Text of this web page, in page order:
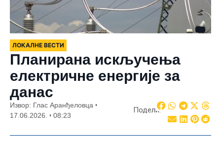
ЛОКАЛНЕ ВЕСТИ
Планирана искључења
електричне енергије за
данас
Извор: Глас Аранђеловца
17.06.2026.
08:23
Подели: